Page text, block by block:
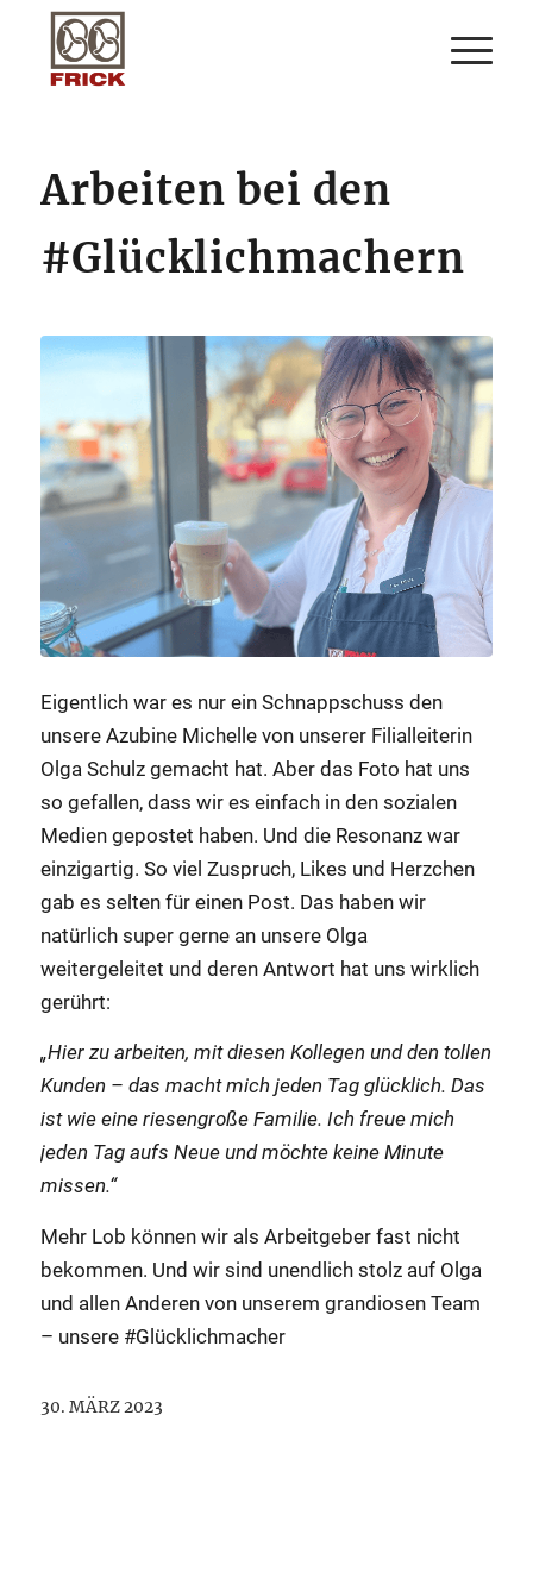
Arbeiten bei den
#Glücklichmachern
Eigentlich war es nur ein Schnappschuss den
unsere Azubine Michelle von unserer Filialleiterin
Olga Schulz gemacht hat. Aber das Foto hat uns
so gefallen, dass wir es einfach in den sozialen
Medien gepostet haben. Und die Resonanz war
einzigartig. So viel Zuspruch, Likes und Herzchen
gab es selten für einen Post. Das haben wir
natürlich super gerne an unsere Olga
weitergeleitet und deren Antwort hat uns wirklich
gerührt:
„Hier zu arbeiten, mit diesen Kollegen und den tollen
Kunden – das macht mich jeden Tag glücklich. Das
ist wie eine riesengroße Familie. Ich freue mich
jeden Tag aufs Neue und möchte keine Minute
missen.“
Mehr Lob können wir als Arbeitgeber fast nicht
bekommen. Und wir sind unendlich stolz auf Olga
und allen Anderen von unserem grandiosen Team
– unsere #Glücklichmacher
30. MÄRZ 2023